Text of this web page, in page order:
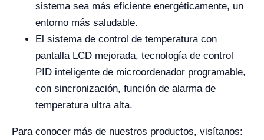
sistema sea más eficiente energéticamente, un
entorno más saludable.
El sistema de control de temperatura con
pantalla LCD mejorada, tecnología de control
PID inteligente de microordenador programable,
con sincronización, función de alarma de
temperatura ultra alta.
Para conocer más de nuestros productos, visítanos: